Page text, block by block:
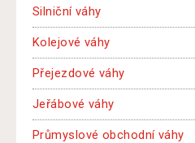
Silniční váhy
Kolejové váhy
Přejezdové váhy
Jeřábové váhy
Průmyslové obchodní váhy